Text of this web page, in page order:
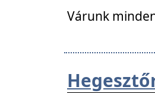
Várunk